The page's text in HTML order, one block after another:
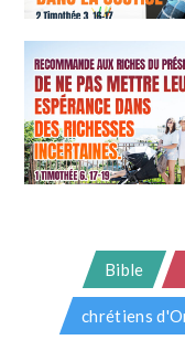
Bible
chrétiens